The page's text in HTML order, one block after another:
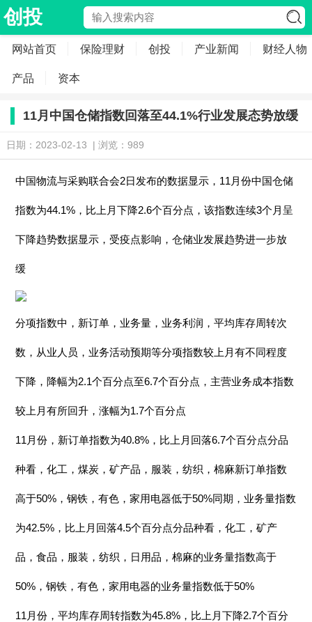
创投
网站首页 保险理财 创投 产业新闻 财经人物
产品 资本
11月中国仓储指数回落至44.1%行业发展态势放缓
日期：2023-02-13 | 浏览：989
中国物流与采购联合会2日发布的数据显示，11月份中国仓储
指数为44.1%，比上月下降2.6个百分点，该指数连续3个月呈
下降趋势数据显示，受疫点影响，仓储业发展趋势进一步放
缓
分项指数中，新订单，业务量，业务利润，平均库存周转次
数，从业人员，业务活动预期等分项指数较上月有不同程度
下降，降幅为2.1个百分点至6.7个百分点，主营业务成本指数
较上月有所回升，涨幅为1.7个百分点
11月份，新订单指数为40.8%，比上月回落6.7个百分点分品
种看，化工，煤炭，矿产品，服装，纺织，棉麻新订单指数
高于50%，钢铁，有色，家用电器低于50%同期，业务量指数
为42.5%，比上月回落4.5个百分点分品种看，化工，矿产
品，食品，服装，纺织，日用品，棉麻的业务量指数高于
50%，钢铁，有色，家用电器的业务量指数低于50%
11月份，平均库存周转指数为45.8%，比上月下降2.7个百分